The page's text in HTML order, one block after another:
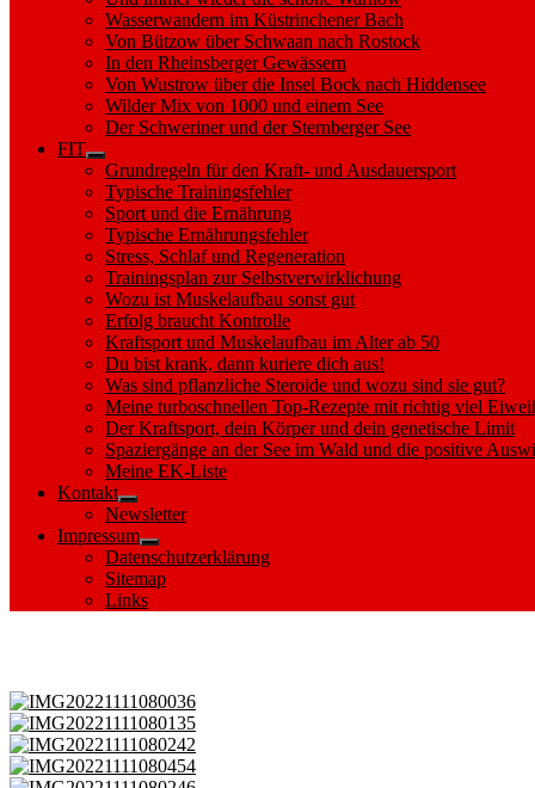
Wasserwandern im Küstrinchener Bach
Von Bützow über Schwaan nach Rostock
In den Rheinsberger Gewässern
Von Wustrow über die Insel Bock nach Hiddensee
Wilder Mix von 1000 und einem See
Der Schweriner und der Sternberger See
FIT
Show
sub
menu
Grundregeln für den Kraft- und Ausdauersport
Typische Trainingsfehler
Sport und die Ernährung
Typische Ernährungsfehler
Stress, Schlaf und Regeneration
Trainingsplan zur Selbstverwirklichung
Wozu ist Muskelaufbau sonst gut
Erfolg braucht Kontrolle
Kraftsport und Muskelaufbau im Alter ab 50
Du bist krank, dann kuriere dich aus!
Was sind pflanzliche Steroide und wozu sind sie gut?
Meine turboschnellen Top-Rezepte mit richtig viel
Der Kraftsport, dein Körper und dein genetische Limit
Spaziergänge an der See im Wald und die positive
Meine EK-Liste
Kontakt
Show
sub
menu
Newsletter
Impressum
Show
sub
menu
Datenschutzerklärung
Sitemap
Links